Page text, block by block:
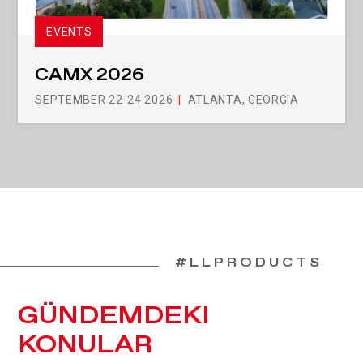
EVENTS
CAMX 2026
SEPTEMBER 22-24 2026 ATLANTA, GEORGIA
#LLPRODUCTS
GÜNDEMDEKI
KONULAR